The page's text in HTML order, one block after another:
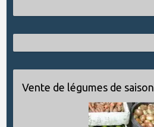
Vente de légumes de saison